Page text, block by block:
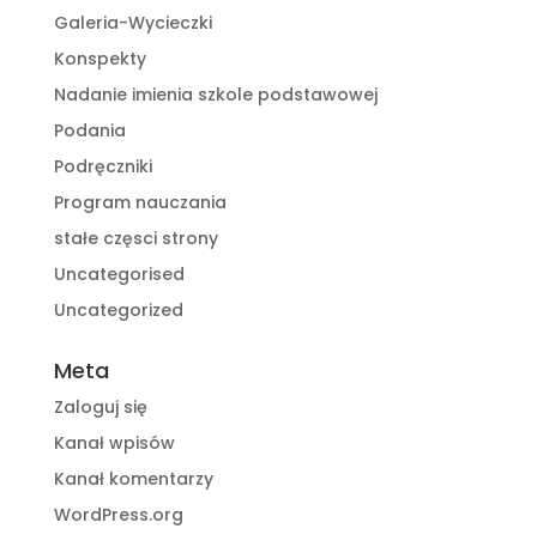
Galeria-Wycieczki
Konspekty
Nadanie imienia szkole podstawowej
Podania
Podręczniki
Program nauczania
stałe częsci strony
Uncategorised
Uncategorized
Meta
Zaloguj się
Kanał wpisów
Kanał komentarzy
WordPress.org